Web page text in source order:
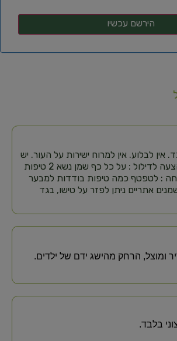
אין לבלוע. אין למרוח ישירות על העור. יש
לדלל בשמן נשא הצעה לדילול : על כל כף שמן נשא 2 טיפות
: לטפטף כמה טיפות בודדות למבער
אתריים ניתן לפזר על טישו, בגד
ומוצל, הרחק מהישג ידם של ילדים.
בלבד.